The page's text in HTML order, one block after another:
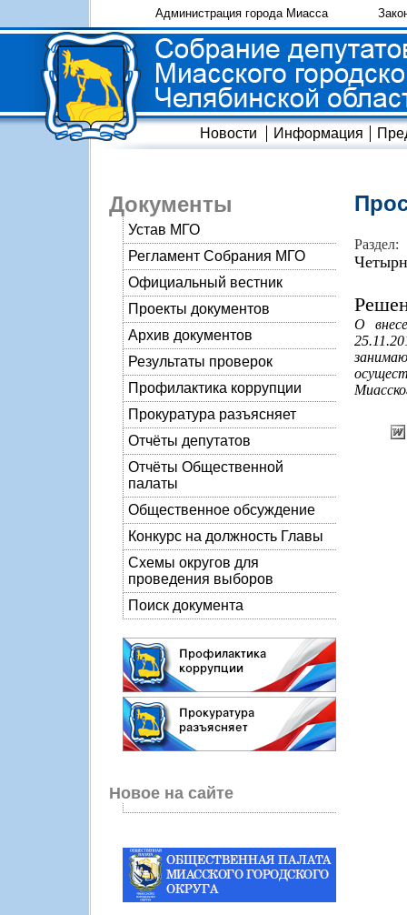
Администрация города Миасса
Новости Информация
Документы
Устав МГО
Регламент Собрания МГО
Официальный вестник
Проекты документов
Архив документов
Результаты проверок
Профилактика коррупции
Прокуратура разъясняет
Отчёты депутатов
Отчёты Общественной
палаты
Общественное обсуждение
Конкурс на должность Главы
Схемы округов для
проведения выборов
Поиск документа
Новое на сайте
Раздел:
О